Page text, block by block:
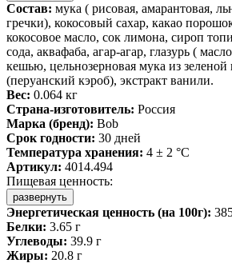
Состав: мука ( рисовая, амарантовая,
гречки), кокосовый сахар, какао
кокосовое масло, сок лимона, сироп
сода, аквафаба, агар-агар, глазурь (
кешью, цельнозерновая мука из зеленой
(перуанский кэроб), экстракт ванили.
Вес: 0.064 кг
Страна-изготовитель: Россия
Марка (бренд): Bob
Срок годности: 30 дней
Температура хранения: 4 ± 2 °C
Артикул: 4014.494
Пищевая ценность:
развернуть
Энергетическая ценность (на 100г):
Белки: 3.65 г
Углеводы: 39.9 г
Жиры: 20.8 г